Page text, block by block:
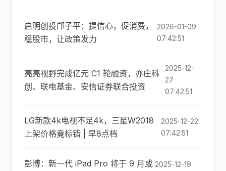
启明创投邝子平：提信心，促消费，
稳股市，让政策发力
2026-01-09
07:42:51
亮亮视野完成亿元 C1 轮融资，亦庄科
创、联电基金、安信证券联合投资
2025-12-
27
07:42:51
LG新款4k电视不足4k，三星W2018
上架价格竟标错 | 早8点档
2025-12-22
07:42:51
彭博：新一代 iPad Pro 将于 9 月或 2025-12-19